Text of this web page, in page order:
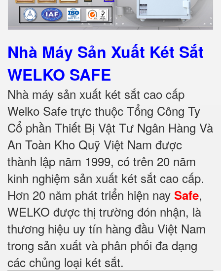
Nhà Máy Sản Xuất Két Sắt
WELKO SAFE
Nhà máy sản xuất két sắt cao cấp
Welko Safe trực thuộc Tổng Công Ty
Cổ phần Thiết Bị Vật Tư Ngân Hàng Và
An Toàn Kho Quỹ Việt Nam được
thành lập năm 1999, có trên 20 năm
kinh nghiệm sản xuất két sắt cao cấp.
Hơn 20 năm phát triển hiện nay Safe,
WELKO được thị trường đón nhận, là
thương hiệu uy tín hàng đầu Việt Nam
trong sản xuất và phân phối đa dạng
các chủng loại két sắt.